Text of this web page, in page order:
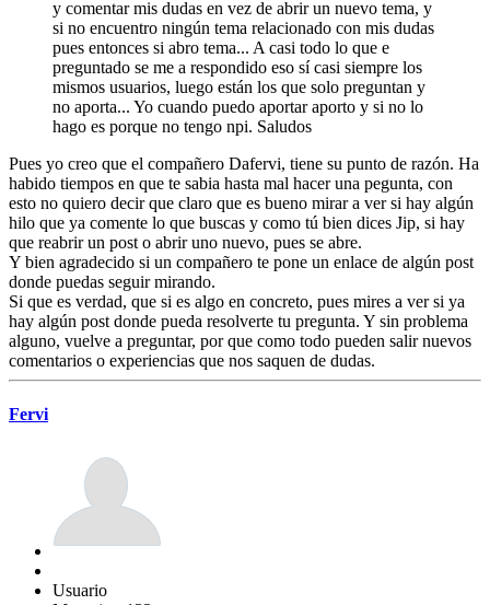
y comentar mis dudas en vez de abrir un nuevo tema, y
si no encuentro ningún tema relacionado con mis dudas
pues entonces si abro tema... A casi todo lo que e
preguntado se me a respondido eso sí casi siempre los
mismos usuarios, luego están los que solo preguntan y
no aporta... Yo cuando puedo aportar aporto y si no lo
hago es porque no tengo npi. Saludos
Pues yo creo que el compañero Dafervi, tiene su punto de razón. Ha
habido tiempos en que te sabia hasta mal hacer una pegunta, con
esto no quiero decir que claro que es bueno mirar a ver si hay algún
hilo que ya comente lo que buscas y como tú bien dices Jip, si hay
que reabrir un post o abrir uno nuevo, pues se abre.
Y bien agradecido si un compañero te pone un enlace de algún post
donde puedas seguir mirando.
Si que es verdad, que si es algo en concreto, pues mires a ver si ya
hay algún post donde pueda resolverte tu pregunta. Y sin problema
alguno, vuelve a preguntar, por que como todo pueden salir nuevos
comentarios o experiencias que nos saquen de dudas.
Fervi
Usuario